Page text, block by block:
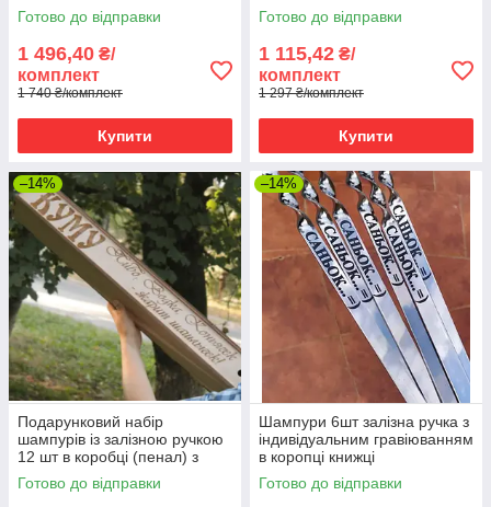
Готово до відправки
1 496,40 ₴/
комплект
1 740 ₴/комплект
Купити
Готово до відправки
1 115,42 ₴/
комплект
1 297 ₴/комплект
Купити
–14%
Подарунковий набір
шампурів із залізною ручкою
12 шт в коробці (пенал) з
гравіюванням
Готово до відправки
–14%
Шампури 6шт залізна ручка з
індивідуальним гравіюванням
в коропці книжці
Готово до відправки